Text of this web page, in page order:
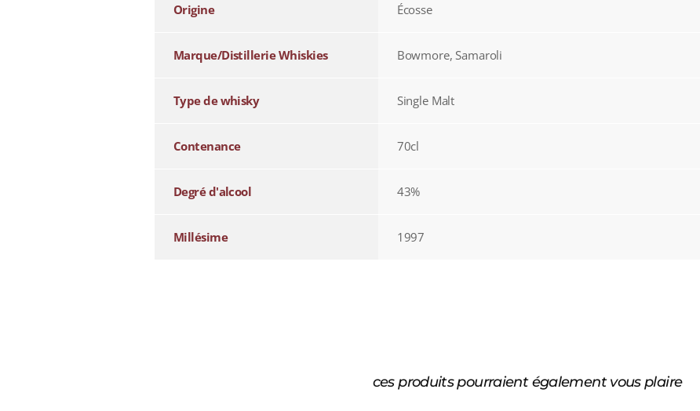
Origine Écosse
Marque/Distillerie Whiskies Bowmore, Samaroli
Type de whisky Single Malt
Contenance 70cl
Degré d'alcool 43%
Millésime 1997
ces produits pourraient également vous plaire